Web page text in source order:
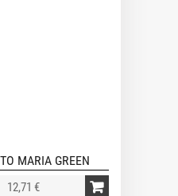
MARIA GREEN
12,71 €